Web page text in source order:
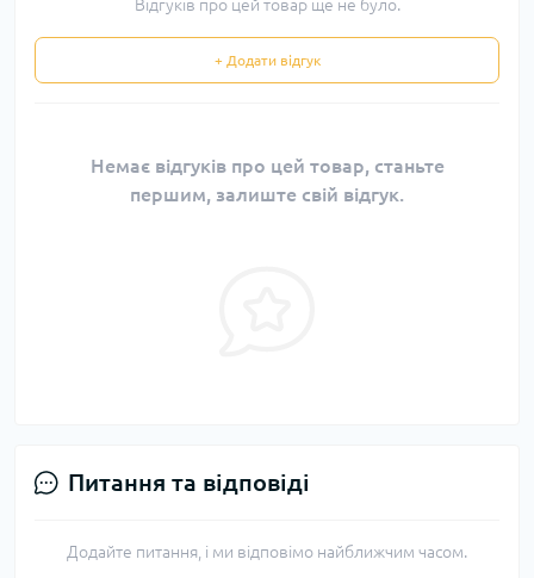
Відгуків про цей товар ще не було.
+ Додати відгук
Немає відгуків про цей товар, станьте
першим, залиште свій відгук.
Питання та відповіді
Додайте питання, і ми відповімо найближчим часом.